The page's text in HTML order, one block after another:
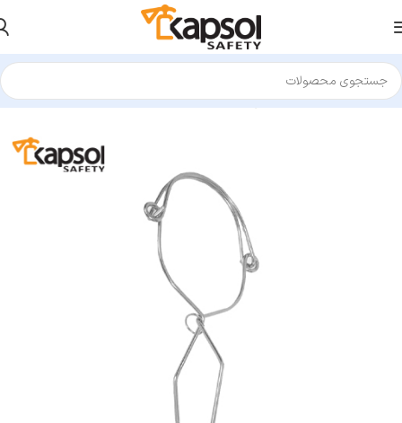
خانه تجهیزات کار در ارتفاع کارابین